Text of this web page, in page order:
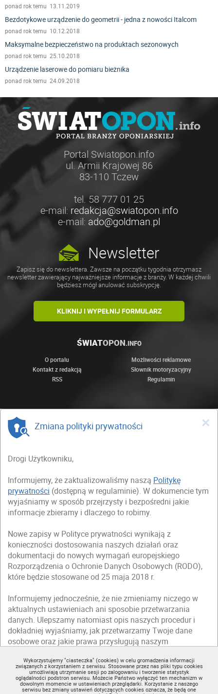
Wykorzystujemy "ciasteczka" (cookies) w celu gromadzenia informacji
związanych z korzystaniem z serwisu. Stosowane przez nas pliki typu cookies
umożliwiają utrzymanie sesji po zalogowaniu i tworzenie statystyk
oglądalności podstron serwisu. Możecie Państwo wyłączyć ten mechanizm w
dowolnym momencie w ustawieniach przeglądarki. Korzystanie z naszego
serwisu bez zmiany ustawień dotyczących cookies oznacza, że będą one
ponad rok temu 13.11.2019
Bezdotykowe urządzenie do geometrii - jedna z nowości Italcom
ponad rok temu 10.12.2018
Maksymalne bezpieczeństwo na produktach sezonowych
ponad rok temu 25.10.2018
Urządzenie laserowe do pomiaru bieżnika
ponad rok temu 24.09.2018
Portal Swiatopon.info
ul. Armii Krajowej 86
83-110 Tczew
tel. 58 777 01 25
e-mail: redakcja@swiatopon.info
e-mail: ado@goldman.pl
Newsletter
Zapisz się do newslettera. Zawsze na początku tygodnia otrzymasz
newsletter zawierający najważniejsze informacje z branży. W każdej chwili
będziesz mógł anulować subskrypcję.
KLIKNIJ I WYPEŁNIJ FORMULARZ
ŚWIATOPON.INFO
O portalu
Możliwości reklamowe
Kontakt z redakcją
Słownik motoryzacyjny
RSS
Regulamin
×
Zmiana polityki prywatności
Drogi Użytkowniku,
Informujemy, że zaktualizowaliśmy naszą Politykę
prywatności (dostępną w regulaminie). W dokumencie tym
wyjaśniamy w sposób przejrzysty i bezpośredni jakie
informacje zbieramy i dlaczego to robimy.
Nowe zapisy w Polityce prywatności wynikają z
konieczności dostosowania naszych działań oraz
dokumentacji do nowych wymagań europejskiego
Rozporządzenia o Ochronie Danych Osobowych (RODO),
które będzie stosowane od 25 maja 2018 r.
Informujemy jednocześnie, że nie zmieniamy niczego w
aktualnych ustawieniach ani sposobie przetwarzania
danych. Ulepszamy natomiast opis naszych procedur i
dokładniej wyjaśniamy, jak przetwarzamy Twoje dane
osobowe oraz jakie prawa przysługują naszym
Zapraszamy Cię do zapoznania się ze zmienionąPolityką
prywatności(dostępną w regulaminie).